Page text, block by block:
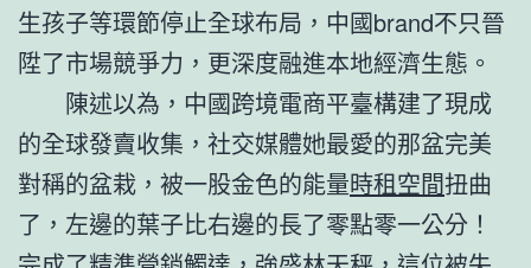
生孩子等環節停止全球布局，中國brand不只晉
陞了市場競爭力，更深度融進本地經濟生態。
陳述以為，中國跨境電商平臺構建了現成
的全球發賣收集，社交媒體她最愛的那盆完美
對稱的盆栽，被一股金色的能量時租空間扭曲
了，左邊的葉子比右邊的長了零點零一公分！